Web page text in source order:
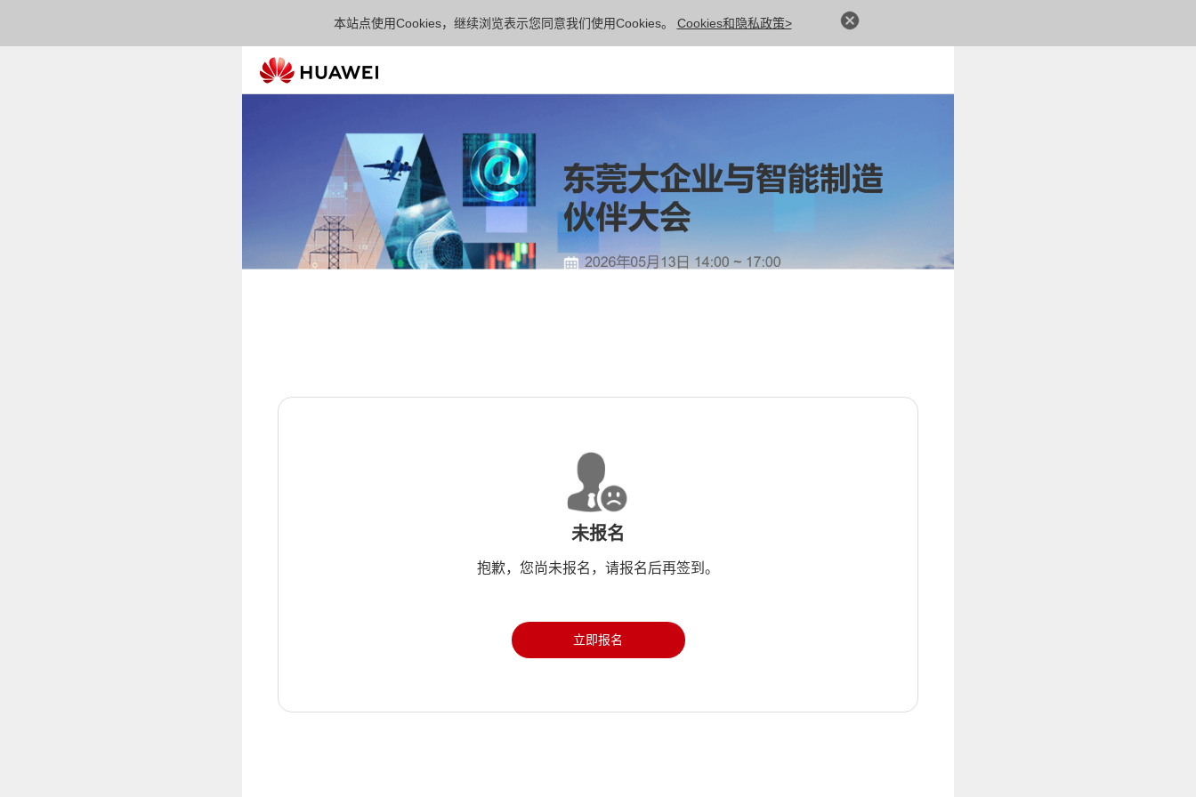
本站点使用Cookies，继续浏览表示您同意我们使用Cookies。 Cookies和隐私政策>
未报名
抱歉，您尚未报名，请报名后再签到。
立即报名